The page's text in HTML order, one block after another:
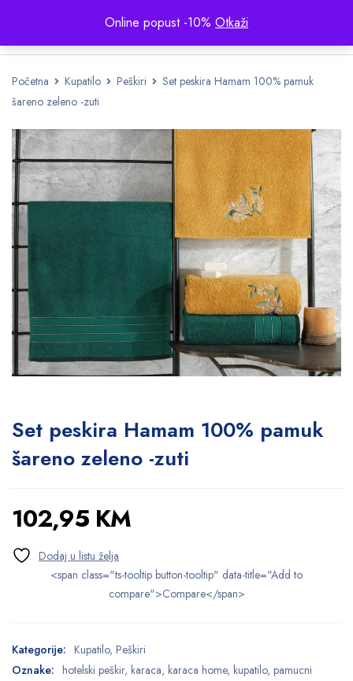
Online popust -10% Otkaži
Početna Kupatilo Peškiri
Set peskira Hamam 100% pamuk
šareno zeleno -zuti
Set peskira Hamam 100% pamuk
šareno zeleno -zuti
102,95 KM
<span class="ts-tooltip button-tooltip" data-title="Add to
compare">Compare</span>
Kategorije: Kupatilo, Peškiri
Oznake: hotelski peškir, karaca, karaca home, kupatilo, pamucni